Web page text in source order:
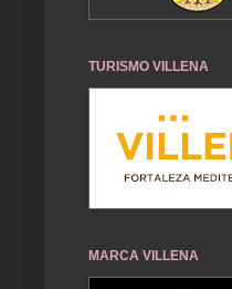
TURISMO VILLENA
MARCA VILLENA